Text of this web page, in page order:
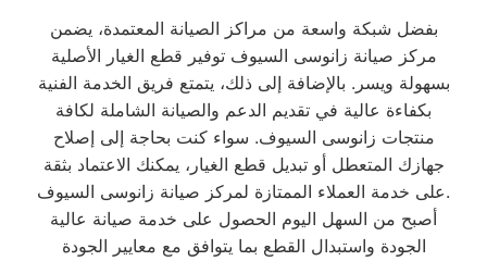
بفضل شبكة واسعة من مراكز الصيانة المعتمدة، يضمن
مركز صيانة زانوسى السيوف توفير قطع الغيار الأصلية
بسهولة ويسر. بالإضافة إلى ذلك، يتمتع فريق الخدمة الفنية
بكفاءة عالية في تقديم الدعم والصيانة الشاملة لكافة
منتجات زانوسى السيوف. سواء كنت بحاجة إلى إصلاح
جهازك المتعطل أو تبديل قطع الغيار، يمكنك الاعتماد بثقة
على خدمة العملاء الممتازة لمركز صيانة زانوسى السيوف.
أصبح من السهل اليوم الحصول على خدمة صيانة عالية
الجودة واستبدال القطع بما يتوافق مع معايير الجودة